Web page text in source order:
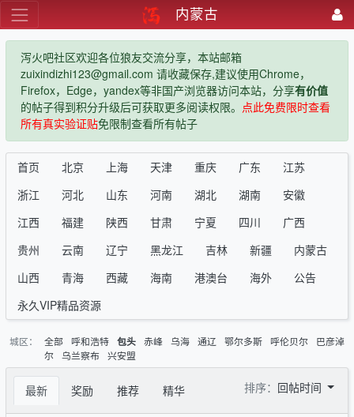
内蒙古
泻火吧社区欢迎各位狼友交流分享，本站邮箱
zuixindizhi123@gmail.com 请收藏保存,建议使用Chrome，
Firefox，Edge，yandex等非国产浏览器访问本站，分享有价值
的帖子得到积分升级后可获取更多阅读权限。 点此免费限时查看
所有真实验证贴免限制查看所有帖子
首页 北京 上海 天津 重庆 广东
江苏
浙江
河北 山东 河南 湖北 湖南
安徽
江西
福建 陕西 甘肃 宁夏 四川
广西
贵州
云南 辽宁 黑龙江 吉林 新疆
内蒙古
山西
青海 西藏 海南 港澳台 海外
公告
永久VIP精品资源
城区： 全部 呼和浩特 包头 赤峰 乌海 通辽 鄂尔多斯 呼伦贝尔
巴彦淖
尔
乌兰察布 兴安盟
最新 奖励 推荐 精华 排序： 回帖时间